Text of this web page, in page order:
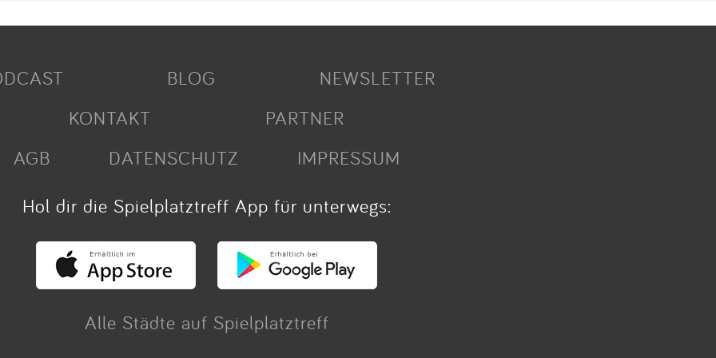
BLOG
NEWSLETTER
KONTAKT
PARTNER
AGB
DATENSCHUTZ
IMPRESSUM
Hol dir die Spielplatztreff App für unterwegs:
Alle Städte auf Spielplatztreff